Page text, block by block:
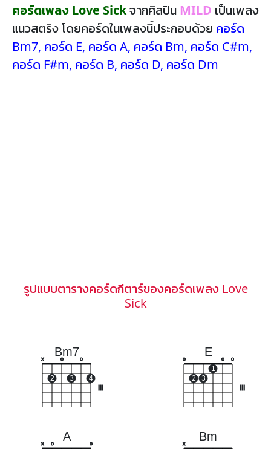
คอร์ดเพลง Love Sickจากศิลปิน MILD เป็นเพลง
แนวสตริง โดยคอร์ดในเพลงนี้ประกอบด้วย คอร์ด
Bm7, คอร์ด E, คอร์ด A, คอร์ด Bm, คอร์ด C#m,
คอร์ด F#m, คอร์ด B, คอร์ด D, คอร์ด Dm
รูปแบบตารางคอร์ดกีตาร์ของคอร์ดเพลง Love
Sick
Bm7
x
2
o
3
o
4
E
o
2 3
1
o o
A
x o o
Bm
x